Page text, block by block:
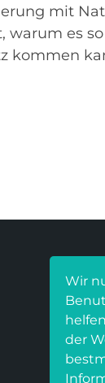
mit
warum es
kommen
Wir
der